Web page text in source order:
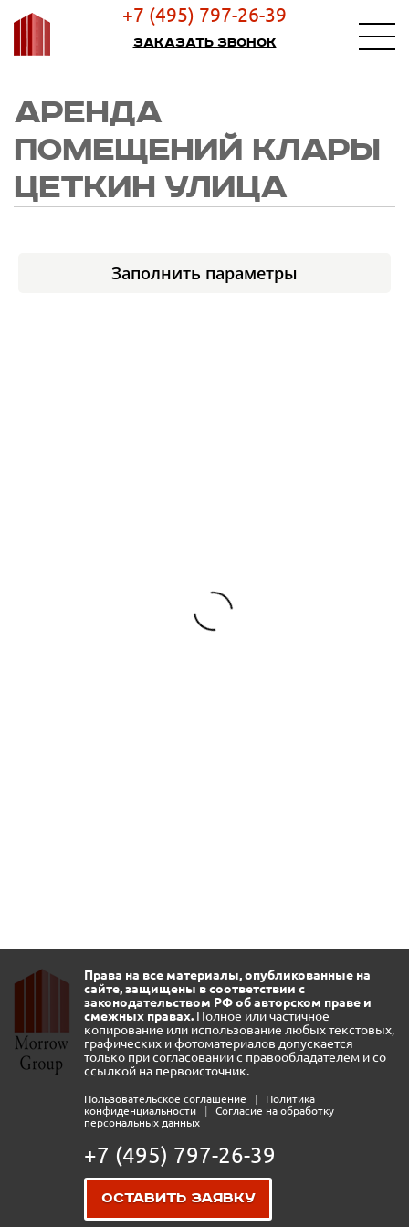
+7 (495) 797-26-39
Заказать звонок
АРЕНДА
ПОМЕЩЕНИЙ КЛАРЫ
ЦЕТКИН УЛИЦА
Заполнить параметры
Права на все материалы, опубликованные на
сайте, защищены в соответствии с
законодательством РФ об авторском праве и
смежных правах. Полное или частичное
копирование или использование любых текстовых,
графических и фотоматериалов допускается
только при согласовании с правообладателем и со
ссылкой на первоисточник.
Пользовательское соглашение |
Политика
конфиденциальности
|
Согласие на обработку
персональных данных
+7 (495) 797-26-39
Оставить заявку